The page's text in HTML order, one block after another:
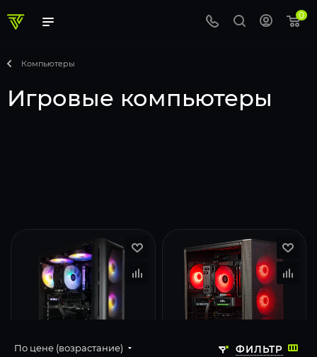
0
Компьютеры
Игровые компьютеры
ФИЛЬТР
По цене (возрастание)